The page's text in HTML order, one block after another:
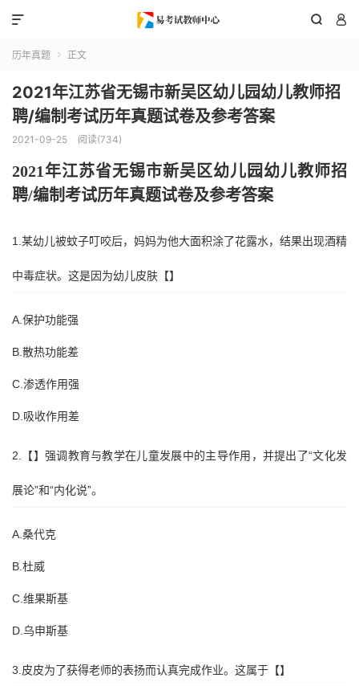
 

历年真题  正文
2021年江苏省无锡市新吴区幼儿园幼儿教师招
聘/编制考试历年真题试卷及参考答案
2021-09-25 阅读(734)
2021 年江苏省无锡市新吴区幼儿园幼儿教师招
聘/编制考试历年真题试卷及参考答案
1.某幼儿被蚊子叮咬后，妈妈为他大面积涂了花露水，结果出现酒精
中毒症状。这是因为幼儿皮肤【】
A.保护功能强
B.散热功能差
C.渗透作用强
D.吸收作用差
2.【】强调教育与教学在儿童发展中的主导作用，并提出了“文化发
展论”和“内化说”。
A.桑代克
B.杜威
C.维果斯基
D.乌申斯基
3.皮皮为了获得老师的表扬而认真完成作业。这属于【】